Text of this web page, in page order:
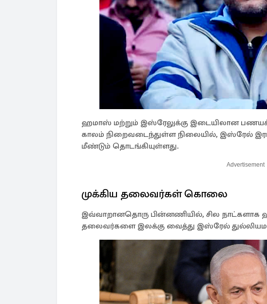
ஹமாஸ் மற்றும் இஸ்ரேலுக்கு இடையிலான பணயக்
காலம் நிறைவடைந்துள்ள நிலையில், இஸ்ரேல்
மீண்டும் தொடங்கியுள்ளது.
Advertisement
முக்கிய தலைவர்கள் கொலை
இவ்வாறானதொரு பின்னணியில், சில நாட்களாக
தலைவர்களை இலக்கு வைத்து இஸ்ரேல்